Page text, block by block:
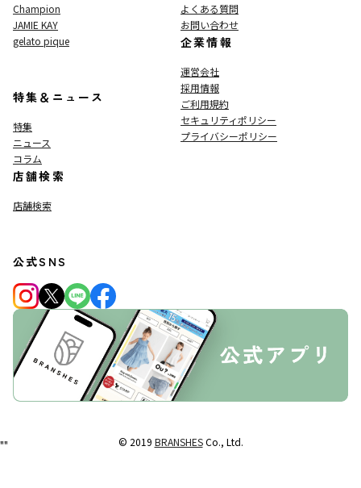
Champion
JAMIE KAY
gelato pique
特集＆ニュース
特集
ニュース
コラム
店舗検索
店舗検索
よくある質問
お問い合わせ
企業情報
運営会社
採用情報
ご利用規約
セキュリティポリシー
プライバシーポリシー
公式SNS
© 2019 BRANSHESCo., Ltd.
""